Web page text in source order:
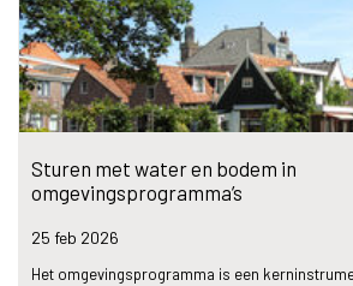
Sturen met water en bodem in
omgevingsprogramma’s
25 feb 2026
Het omgevingsprogramma is een